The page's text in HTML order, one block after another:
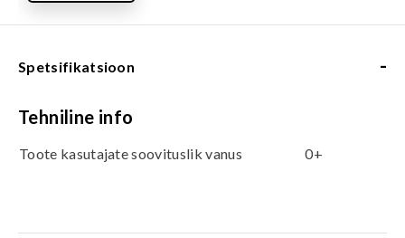
Spetsifikatsioon -
Tehniline info
Toote kasutajate soovituslik vanus 0+